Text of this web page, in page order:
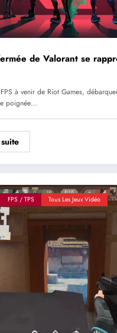
de Valorant se
à venir de Riot Games,
poignée…
FPS / TPS Tous Les Jeux Vidéo